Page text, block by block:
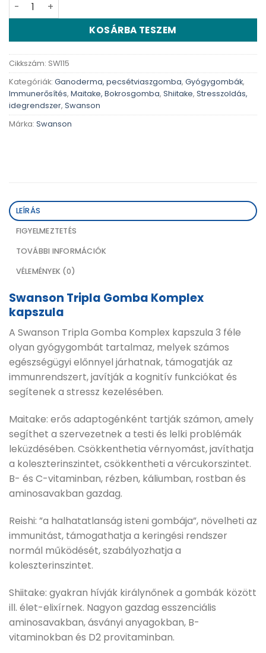
KOSÁRBA TESZEM
Cikkszám: SW115
Kategóriák: Ganoderma, pecsétviaszgomba, Gyógygombák,
Immunerősítés, Maitake, Bokrosgomba, Shiitake, Stresszoldás,
idegrendszer, Swanson
Márka: Swanson
LEÍRÁS
FIGYELMEZTETÉS
TOVÁBBI INFORMÁCIÓK
VÉLEMÉNYEK (0)
Swanson Tripla Gomba Komplex
kapszula
A Swanson Tripla Gomba Komplex kapszula 3 féle
olyan gyógygombát tartalmaz, melyek számos
egészségügyi előnnyel járhatnak, támogatják az
immunrendszert, javítják a kognitív funkciókat és
segítenek a stressz kezelésében.
Maitake: erős adaptogénként tartják számon, amely
segíthet a szervezetnek a testi és lelki problémák
leküzdésében. Csökkenthetia vérnyomást, javíthatja
a koleszterinszintet, csökkentheti a vércukorszintet.
B- és C-vitaminban, rézben, káliumban, rostban és
aminosavakban gazdag.
Reishi: ”a halhatatlanság isteni gombája”, növelheti az
immunitást, támogathatja a keringési rendszer
normál működését, szabályozhatja a
koleszterinszintet.
Shiitake: gyakran hívják királynőnek a gombák között
ill. élet-elixírnek. Nagyon gazdag esszenciális
aminosavakban, ásványi anyagokban, B-
vitaminokban és D2 provitaminban.